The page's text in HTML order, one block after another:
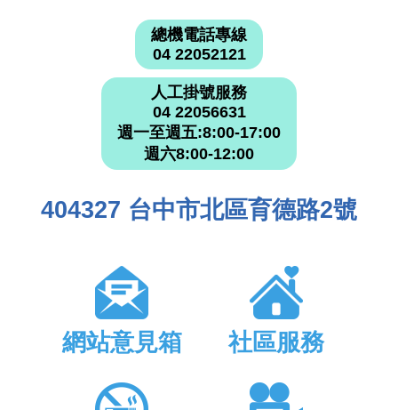
總機電話專線
04 22052121
人工掛號服務
04 22056631
週一至週五:8:00-17:00
週六8:00-12:00
404327 台中市北區育德路2號
網站意見箱 社區服務